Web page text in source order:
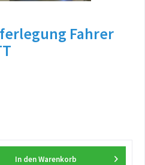
Fahrer
In den Warenkorb